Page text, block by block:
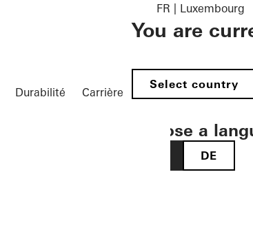
Durabilité Carrière
FR | Luxembourg
You are
Select country
Choose a
DE